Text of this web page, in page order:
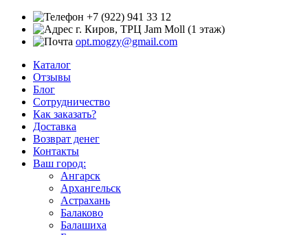
+7 (922) 941 33 12
г. Киров, ТРЦ Jam Moll (1 этаж)
opt.mogzy@gmail.com
Каталог
Отзывы
Блог
Сотрудничество
Как заказать?
Доставка
Возврат денег
Контакты
Ваш город:
Ангарск
Архангельск
Астрахань
Балаково
Балашиха